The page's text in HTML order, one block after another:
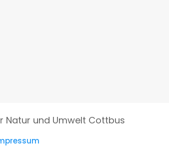
Natur und Umwelt Cottbus